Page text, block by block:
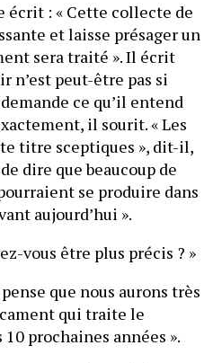
écrit : « Cette collecte de
et laisse présager un
sera traité ». Il écrit
n’est peut-être pas si
ce qu’il entend
il sourit. « Les
titre sceptiques », dit-il,
dire que beaucoup de
se produire dans
aujourd’hui ».
vous être plus précis ? »
que nous aurons très
qui traite le
prochaines années ».